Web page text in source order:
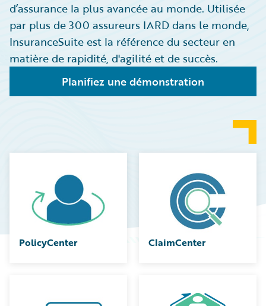
d’assurance la plus avancée au monde. Utilisée
par plus de 300 assureurs IARD dans le monde,
InsuranceSuite est la référence du secteur en
matière de rapidité, d'agilité et de succès.
Planifiez une démonstration
PolicyCenter ClaimCenter